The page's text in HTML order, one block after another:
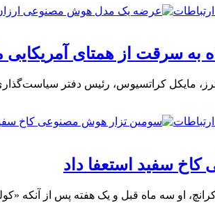
سرقت از همتای آمریکایی
مایکل کراتسیوس، رئیس دفتر
سفید استعفا داد
او سه ماه قبل و یک هفته پس از آنکه